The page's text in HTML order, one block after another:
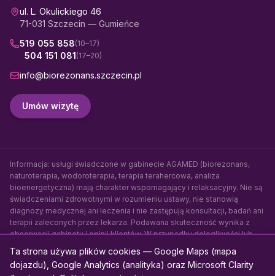
ul. L. Okulickiego 46
71-031 Szczecin — Gumieńce
519 055 858(10–17)
504 151 081(17–20)
info@biorezonans.szczecin.pl
Umów wizytę
Informacja: usługi świadczone w gabinecie AGAMED (biorezonans,
naturoterapia, wodoroterapia, terapia terahercowa, analiza
bioenergetyczna) mają charakter wspomagający i relaksacyjny. Nie są
świadczeniami zdrowotnymi w rozumieniu ustawy, nie stanowią
diagnozy medycznej ani leczenia i nie zastępują konsultacji, badań ani
terapii zaleconych przez lekarza. Podawana skuteczność wynika z
obserwacji gabinetu i opinii klientów. W przypadku dolegliwości lub
choroby skonsultuj się z lekarzem.
Ta strona używa plików cookies — Google Maps (mapa
dojazdu), Google Analytics (analityka) oraz Microsoft Clarity